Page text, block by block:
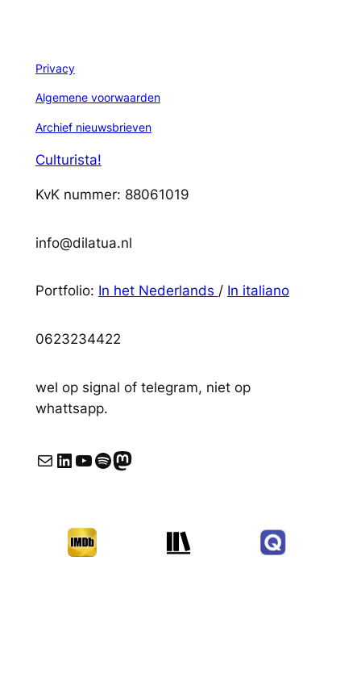
Privacy
Algemene voorwaarden
Archief nieuwsbrieven
Culturista!
KvK nummer: 88061019
info@dilatua.nl
Portfolio: In het Nederlands / In italiano
0623234422
wel op signal of telegram, niet op
whattsapp.
E-mail LinkedIn YouTube Spotify Mastodon